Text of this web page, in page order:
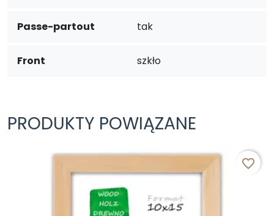
Passe-partout tak
Front szkło
PRODUKTY POWIĄZANE
favorite_border